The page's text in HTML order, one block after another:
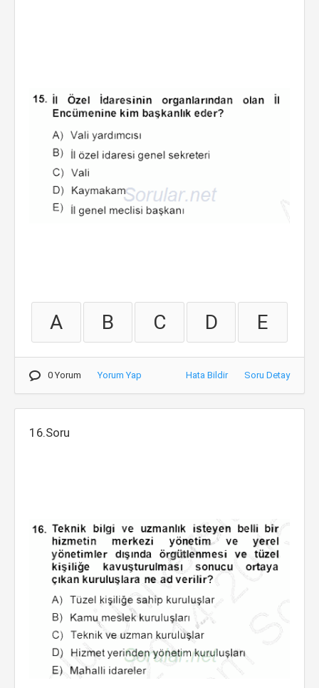
A B C D E
0 Yorum Yorum Yap Hata Bildir Soru Detay
16.Soru